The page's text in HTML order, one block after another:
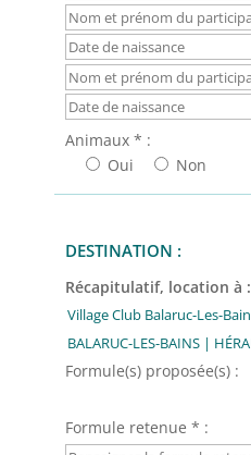
Animaux * :
Oui
Non
DESTINATION :
Récapitulatif, location à :
Formule(s) proposée(s) :
Formule retenue * :